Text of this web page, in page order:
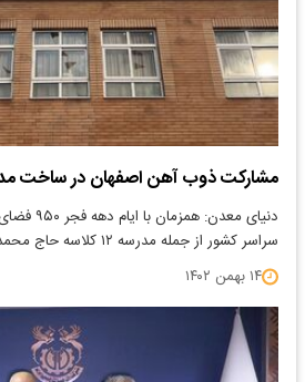
مشارکت ذوب آهن اصفهان در ساخت
دنیای
سراسر کشور از جمله مدرسه ۱۲ کلاسه حاج محمد اعتباری…
۱۴ بهمن ۱۴۰۲